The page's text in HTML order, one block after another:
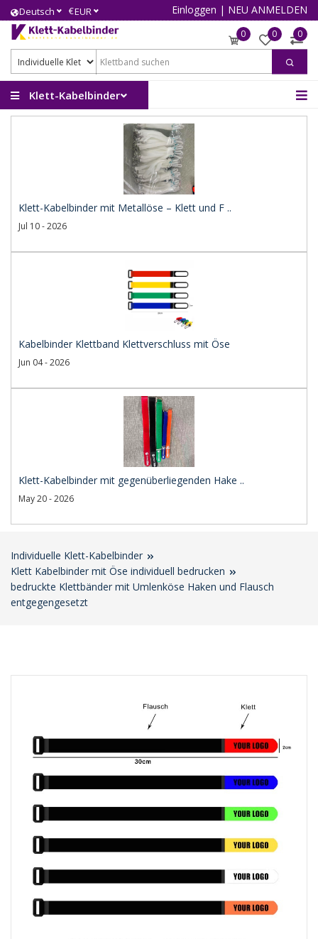
Deutsch €EUR Einloggen | NEU ANMELDEN
0 0 0
Klett-Kabelbinder
Klett-Kabelbinder mit Metallöse – Klett und F ..
Jul 10 - 2026
Kabelbinder Klettband Klettverschluss mit Öse
Jun 04 - 2026
Klett-Kabelbinder mit gegenüberliegenden Hake ..
May 20 - 2026
Individuelle Klett-Kabelbinder
Klett Kabelbinder mit Öse individuell bedrucken
bedruckte Klettbänder mit Umlenköse Haken und Flausch
entgegengesetzt